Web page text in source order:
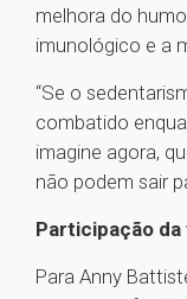
melhora do
imunológico e a
“Se o
combatido
imagine agora,
não podem sair
Participação
Para Anny